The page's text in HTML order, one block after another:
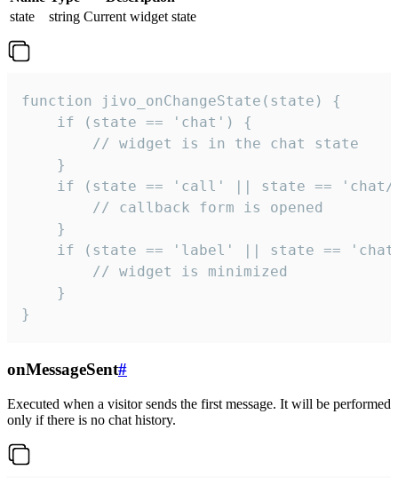
state
string Current widget state
function jivo_onChangeState(state) {
    if (state == 'chat') {
        // widget is in the chat state
    }
if (state == 'call' || state ==
        // callback form is opened
    }
if (state == 'label' || state ==
        // widget is minimized
    }
}
onMessageSent#
Executed when a visitor sends the first message. It will be performed
only if there is no chat history.